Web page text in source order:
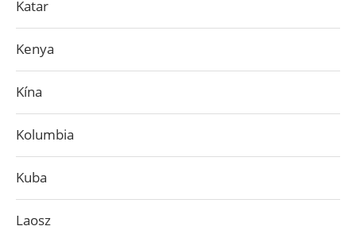
Katar
Kenya
Kína
Kolumbia
Kuba
Laosz